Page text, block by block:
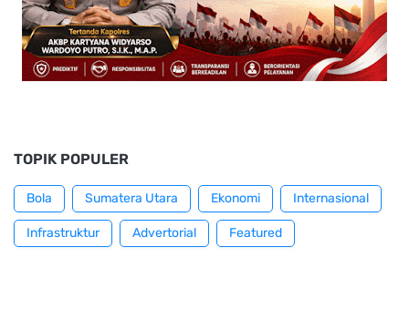
TOPIK POPULER
Bola Sumatera Utara Ekonomi Internasional
Infrastruktur Advertorial Featured